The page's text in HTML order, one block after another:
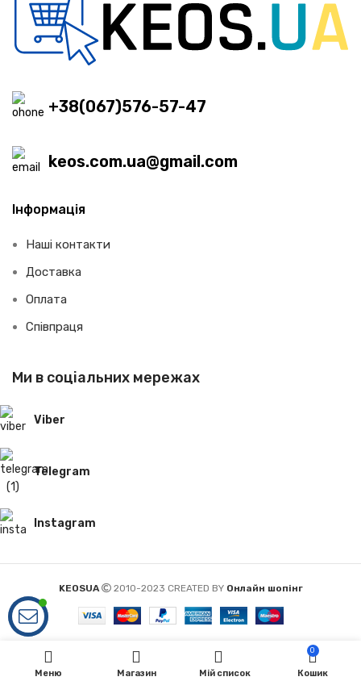
+38(067)576-57-47
keos.com.ua@gmail.com
Інформація
Наші контакти
Доставка
Оплата
Співпраця
Ми в соціальних мережах
Viber
Telegram
Instagram
KEOSUA 2010-2023 CREATED BY Онлайн шопінг
Меню Магазин Мій список
0
Кошик